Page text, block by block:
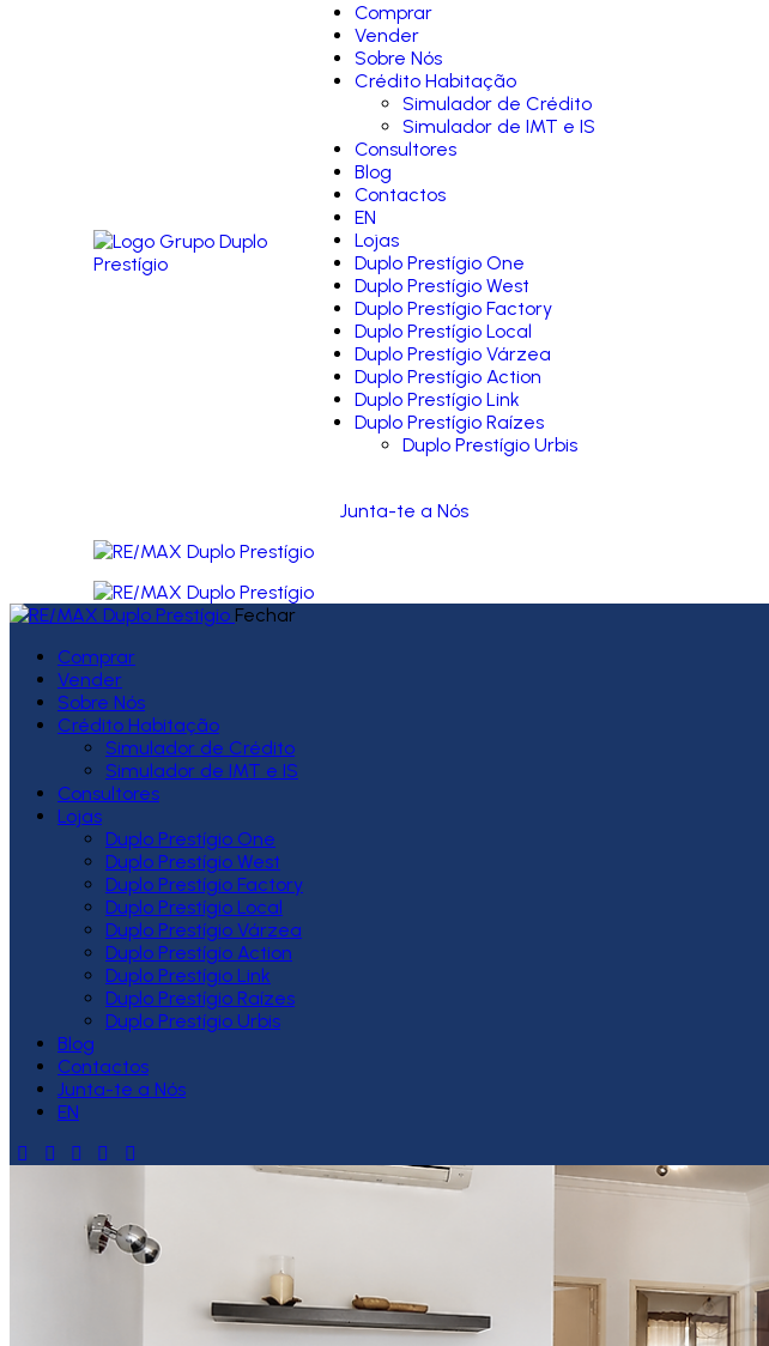
Comprar
Vender
Sobre Nós
Crédito Habitação
Simulador de Crédito
Simulador de IMT e IS
Consultores
Blog
Contactos
EN
Lojas
Duplo Prestígio One
Duplo Prestígio West
Duplo Prestígio Factory
Duplo Prestígio Local
Duplo Prestígio Várzea
Duplo Prestígio Action
Duplo Prestígio Link
Duplo Prestígio Raízes
Duplo Prestígio Urbis
Junta-te a Nós
Fechar
Comprar
Vender
Sobre Nós
Crédito Habitação
Simulador de Crédito
Simulador de IMT e IS
Consultores
Lojas
Duplo Prestígio One
Duplo Prestígio West
Duplo Prestígio Factory
Duplo Prestígio Local
Duplo Prestígio Várzea
Duplo Prestígio Action
Duplo Prestígio Link
Duplo Prestígio Raízes
Duplo Prestígio Urbis
Blog
Contactos
Junta-te a Nós
EN